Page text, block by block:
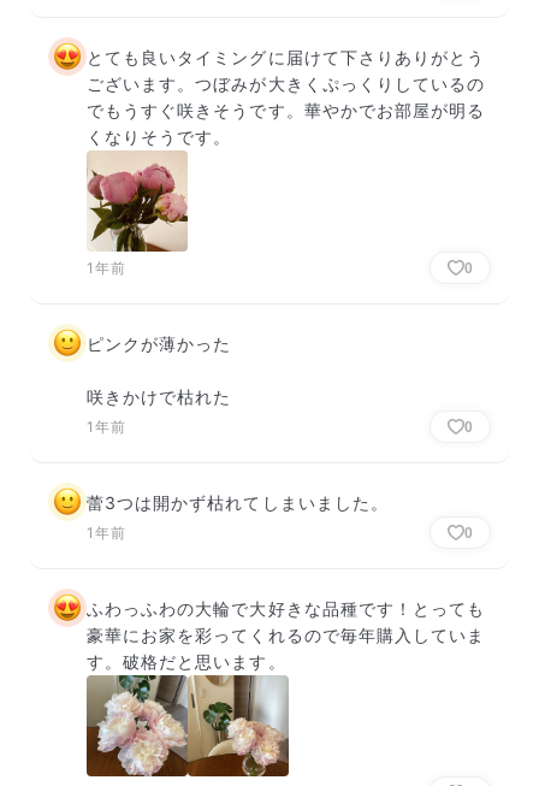
とても良いタイミングに届けて下さりありがとう
ございます。つぼみが大きくぷっくりしているの
でもうすぐ咲きそうです。華やかでお部屋が明る
くなりそうです。
1年前 0
ピンクが薄かった
咲きかけで枯れた
1年前 0
蕾3つは開かず枯れてしまいました。
1年前 0
ふわっふわの大輪で大好きな品種です！とっても
豪華にお家を彩ってくれるので毎年購入していま
す。破格だと思います。